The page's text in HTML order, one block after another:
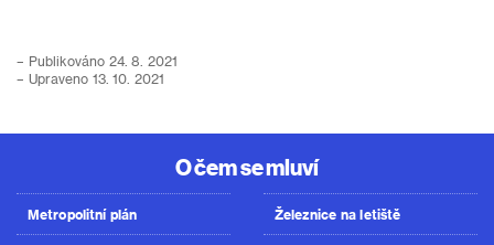
– Publikováno 24. 8. 2021
– Upraveno 13. 10. 2021
O čem se mluví
Metropolitní plán Železnice na letiště